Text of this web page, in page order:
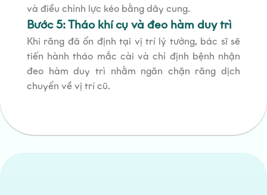
và điều chỉnh lực kéo bằng dây cung.
Bước 5: Tháo khí cụ và đeo hàm duy trì
Khi răng đã ổn định tại vị trí lý tưởng, bác sĩ sẽ
tiến hành tháo mắc cài và chỉ định bệnh nhận
đeo hàm duy trì nhằm ngăn chặn răng dịch
chuyển về vị trí cũ.